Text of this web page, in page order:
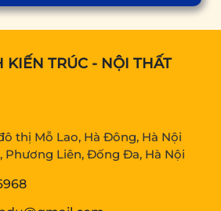
KIẾN TRÚC - NỘI THẤT
thị Mỗ Lao, Hà Đông, Hà Nội
Phương Liên, Đống Đa, Hà Nội